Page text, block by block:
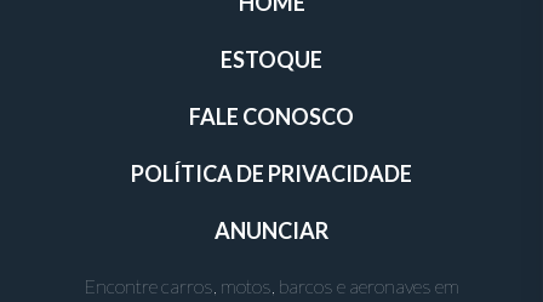
ESTOQUE
FALE CONOSCO
POLÍTICA DE PRIVACIDADE
ANUNCIAR
Encontre carros, motos, barcos e aeronaves em